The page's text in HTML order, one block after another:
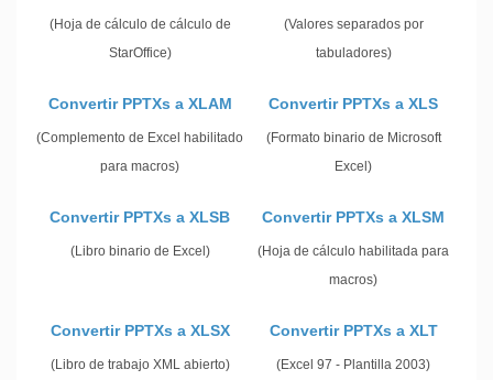
(Hoja de cálculo de cálculo de
StarOffice)
(Valores separados por
tabuladores)
Convertir PPTXs a XLAM
(Complemento de Excel habilitado
para macros)
Convertir PPTXs a XLS
(Formato binario de Microsoft
Excel)
Convertir PPTXs a XLSB
(Libro binario de Excel)
Convertir PPTXs a XLSM
(Hoja de cálculo habilitada para
macros)
Convertir PPTXs a XLSX
(Libro de trabajo XML abierto)
Convertir PPTXs a XLT
(Excel 97 - Plantilla 2003)